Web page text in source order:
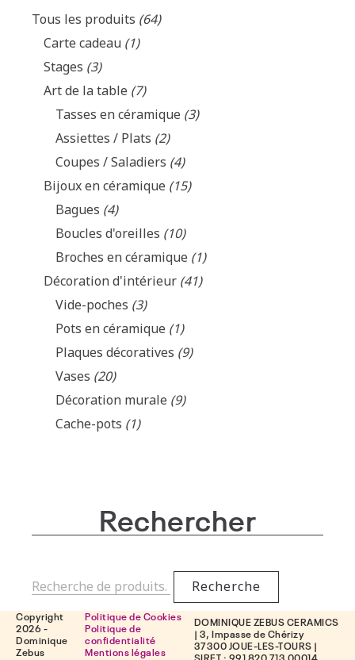
Tous les produits (64)
Carte cadeau (1)
Stages (3)
Art de la table (7)
Tasses en céramique (3)
Assiettes / Plats (2)
Coupes / Saladiers (4)
Bijoux en céramique (15)
Bagues (4)
Boucles d'oreilles (10)
Broches en céramique (1)
Décoration d'intérieur (41)
Vide-poches (3)
Pots en céramique (1)
Plaques décoratives (9)
Vases (20)
Décoration murale (9)
Cache-pots (1)
Rechercher
Recherche
Copyright
2026 -
Dominique
Zebus
Politique de Cookies
Politique de
confidentialité
Mentions légales
DOMINIQUE ZEBUS CERAMICS
| 3, Impasse de Chérizy
37300 JOUE-LES-TOURS |